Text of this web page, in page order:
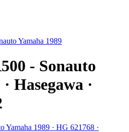
Yamaha 1989
- Sonauto
Hasegawa ·